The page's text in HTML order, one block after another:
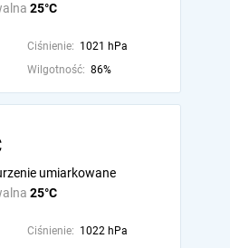
25°C
Ciśnienie: 1021 hPa
Wilgotność: 86%
25°C
umiarkowane
Ciśnienie: 1022 hPa